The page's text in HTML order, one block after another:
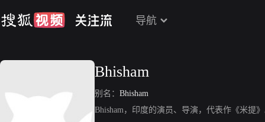
导航
Bhisham
别名： Bhisham
Bhisham，印度的演员、导演，代表作《米提